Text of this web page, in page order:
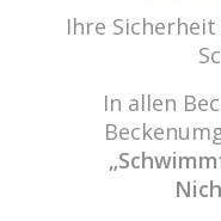
cabrio Senden -
Bulderner Str. 15
48308 Senden
Tel.: 0049 (0)
Ihre
In allen